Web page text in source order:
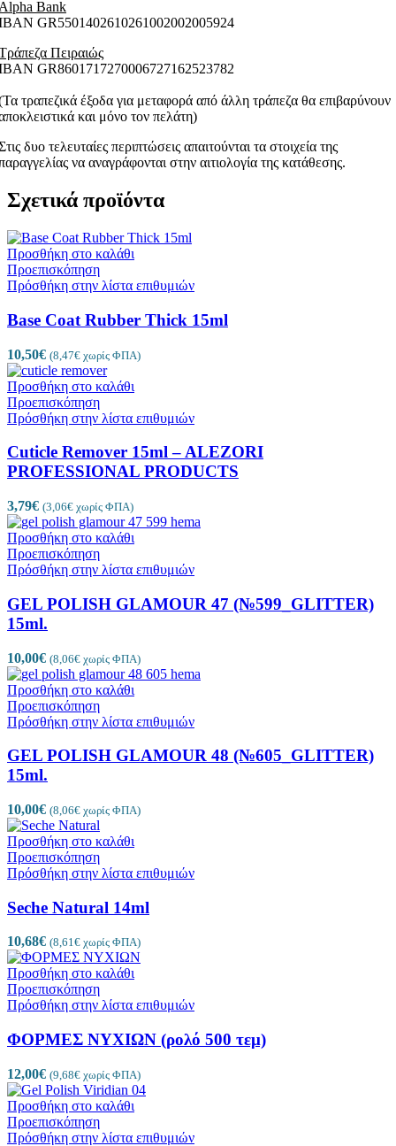
Bank
GR5501402610261002002005924
Πειραιώς
GR8601717270006727162523782
τραπεζικά έξοδα για μεταφορά από άλλη τράπεζα θα επιβαρύνουν
και μόνο τον πελάτη)
δυο τελευταίες περιπτώσεις απαιτούνται τα στοιχεία της
να αναγράφονται στην αιτιολογία της κατάθεσης.
Σχετικά προϊόντα
Προσθήκη στο καλάθι
Προεπισκόπηση
Πρόσθήκη στην λίστα επιθυμιών
Base Coat Rubber Thick 15ml
10,50€ (8,47€ χωρίς ΦΠΑ)
Προσθήκη στο καλάθι
Προεπισκόπηση
Πρόσθήκη στην λίστα επιθυμιών
Cuticle Remover 15ml – ALEZORI
PROFESSIONAL PRODUCTS
3,79€ (3,06€ χωρίς ΦΠΑ)
Προσθήκη στο καλάθι
Προεπισκόπηση
Πρόσθήκη στην λίστα επιθυμιών
GEL POLISH GLAMOUR 47 (№599_GLITTER)
15ml.
10,00€ (8,06€ χωρίς ΦΠΑ)
Προσθήκη στο καλάθι
Προεπισκόπηση
Πρόσθήκη στην λίστα επιθυμιών
GEL POLISH GLAMOUR 48 (№605_GLITTER)
15ml.
10,00€ (8,06€ χωρίς ΦΠΑ)
Προσθήκη στο καλάθι
Προεπισκόπηση
Πρόσθήκη στην λίστα επιθυμιών
Seche Natural 14ml
10,68€ (8,61€ χωρίς ΦΠΑ)
Προσθήκη στο καλάθι
Προεπισκόπηση
Πρόσθήκη στην λίστα επιθυμιών
ΦΟΡΜΕΣ ΝΥΧΙΩΝ (ρολό 500 τεμ)
12,00€ (9,68€ χωρίς ΦΠΑ)
Προσθήκη στο καλάθι
Προεπισκόπηση
Πρόσθήκη στην λίστα επιθυμιών